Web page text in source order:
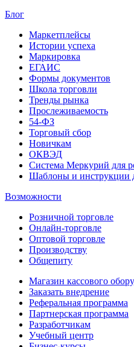
Блог
Маркетплейсы
Истории успеха
Маркировка
ЕГАИС
Формы документов
Школа торговли
Тренды рынка
Прослеживаемость
54-ФЗ
Торговый сбор
Новичкам
ОКВЭД
Система Меркурий для
Шаблоны и инструкции
Возможности
Розничной торговле
Онлайн-торговле
Оптовой торговле
Производству
Общепиту
Магазин кассового
Заказать внедрение
Реферальная программа
Партнерская программа
Разработчикам
Учебный центр